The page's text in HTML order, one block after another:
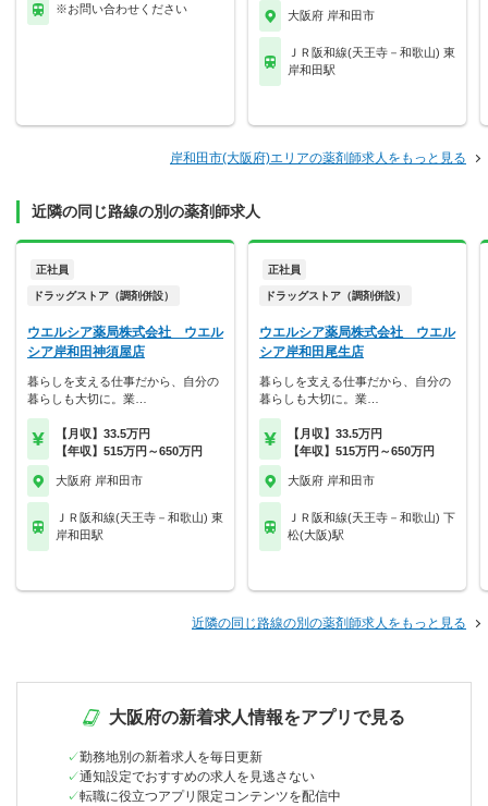
※お問い合わせください 大阪府 岸和田市
ＪＲ阪和線(天王寺－和歌山) 東
岸和田駅
岸和田市(大阪府)エリアの薬剤師求人をもっと見る
近隣の同じ路線の別の薬剤師求人
正社員
ドラッグストア（調剤併設）
ウエルシア薬局株式会社 ウエル
シア岸和田神須屋店
暮らしを支える仕事だから、自分の
暮らしも大切に。業…
【月収】33.5万円
【年収】515万円～650万円
大阪府 岸和田市
ＪＲ阪和線(天王寺－和歌山) 東
岸和田駅
正社員
ドラッグストア（調剤併設）
ウエルシア薬局株式会社 ウエル
シア岸和田尾生店
暮らしを支える仕事だから、自分の
暮らしも大切に。業…
【月収】33.5万円
【年収】515万円～650万円
大阪府 岸和田市
ＪＲ阪和線(天王寺－和歌山) 下
松(大阪)駅
近隣の同じ路線の別の薬剤師求人をもっと見る
大阪府の新着求人情報をアプリで見る
勤務地別の新着求人を毎日更新
通知設定でおすすめの求人を見逃さない
転職に役立つアプリ限定コンテンツを配信中